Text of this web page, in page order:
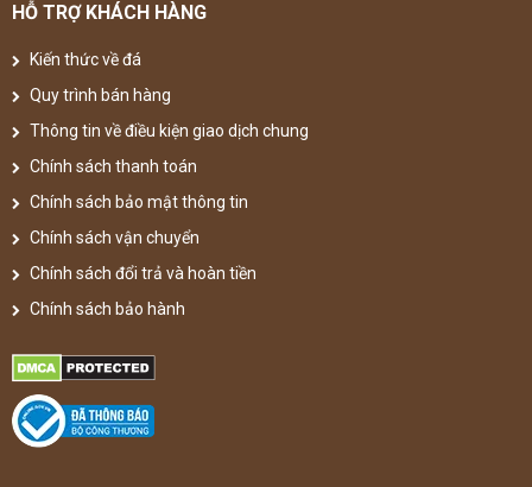
HỖ TRỢ KHÁCH HÀNG
Kiến thức về đá
Quy trình bán hàng
Thông tin về điều kiện giao dịch chung
Chính sách thanh toán
Chính sách bảo mật thông tin
Chính sách vận chuyển
Chính sách đổi trả và hoàn tiền
Chính sách bảo hành